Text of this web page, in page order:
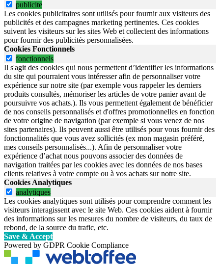
publicite
Les cookies publicitaires sont utilisés pour fournir aux visiteurs des
publicités et des campagnes marketing pertinentes. Ces cookies
suivent les visiteurs sur les sites Web et collectent des informations
pour fournir des publicités personnalisées.
Cookies Fonctionnels
fonctionnels
Il s'agit des cookies qui nous permettent d’identifier les informations
du site qui pourraient vous intéresser afin de personnaliser votre
expérience sur notre site (par exemple vous rappeler les derniers
produits consultés, mémoriser les articles de votre panier avant de
poursuivre vos achats.). Ils vous permettent également de bénéficier
de nos conseils personnalisés et d'offres promotionnelles en fonction
de votre origine de navigation (par exemple si vous venez de nos
sites partenaires). Ils peuvent aussi être utilisés pour vous fournir des
fonctionnalités que vous avez sollicités (ex mon magasin préféré,
mes conseils personnalisés...). Afin de personnaliser votre
expérience d’achat nous pouvons associer des données de
navigation traitées par les cookies avec les données de nos bases
clients relatives à votre compte ou à vos achats sur notre site.
Cookies Analytiques
analytiques
Les cookies analytiques sont utilisés pour comprendre comment les
visiteurs interagissent avec le site Web. Ces cookies aident à fournir
des informations sur les mesures du nombre de visiteurs, du taux de
rebond, de la source du trafic, etc.
Save & Accept
Powered by GDPR Cookie Compliance